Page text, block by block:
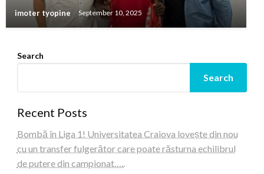
imoter tyopine September 10, 2025
Search
Search
Recent Posts
Bombă în Liga 1! Universitatea Craiova lovește din nou
cu un transfer fulgerător care poate răsturna echilibrul
de putere din campionat…..